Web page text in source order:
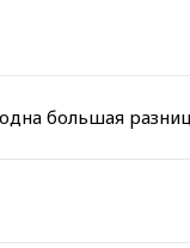
большая